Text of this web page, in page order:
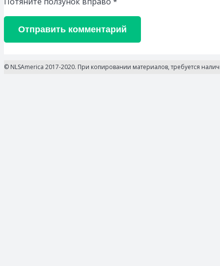
Отправить комментарий
© NLSAmerica 2017-2020. При копировании материалов, требуется